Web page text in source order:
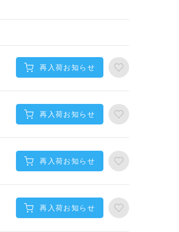
再入荷お知らせ
再入荷お知らせ
再入荷お知らせ
再入荷お知らせ